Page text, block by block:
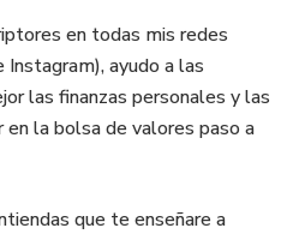
en todas mis redes
ayudo a las
las finanzas personales y las
en la bolsa de valores paso a
que te enseñare a